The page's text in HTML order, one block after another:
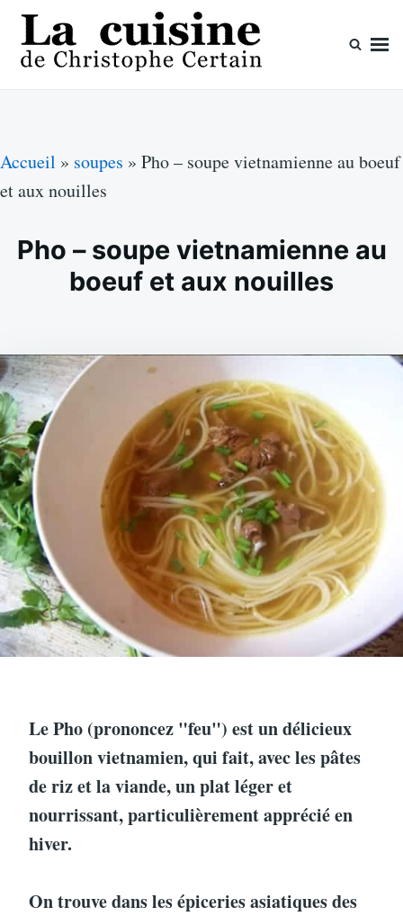
Skip
content
Search
for:
Accueil » soupes » Pho – soupe vietnamienne au boeuf
et aux nouilles
Pho – soupe vietnamienne au
boeuf et aux nouilles
Le Pho (prononcez "feu") est un délicieux
bouillon vietnamien, qui fait, avec les pâtes
de riz et la viande, un plat léger et
nourrissant, particulièrement apprécié en
hiver.
On trouve dans les épiceries asiatiques des